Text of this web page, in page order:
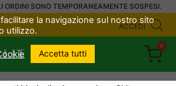
ORDINI SONO TEMPORANEAMENTE SOSPESI.
ACCEDI
0
la navigazione sul nostro sito
utilizzo.
Accetta tutti